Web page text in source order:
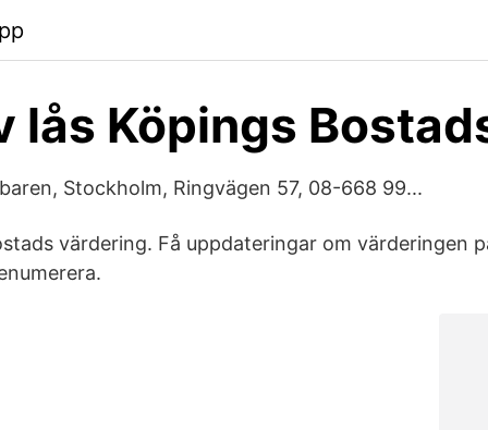
lås Köpings
Stockholm, Ringvägen 57, 08-668 99...
värdering. Få uppdateringar om värderingen